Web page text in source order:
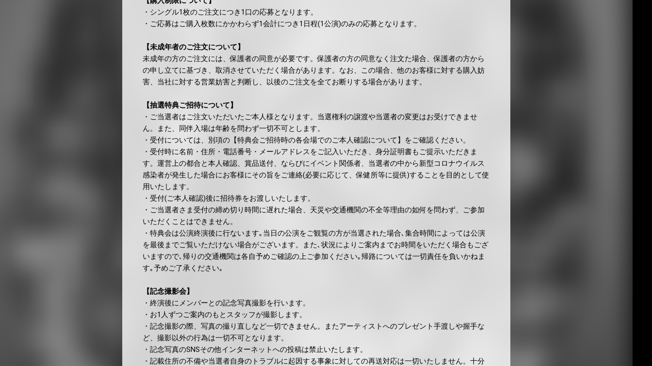
・シングル1枚のご注文につき1口の応募となります。
・ご応募はご購入枚数にかかわらず1会計につき1日程(1公演)のみの応募となります。
【未成年者のご注文について】
未成年の方のご注文には、保護者の同意が必要です。保護者の方の同意なく注文た場合、保護者の方から
の申し立てに基づき、取消させていただく場合があります。なお、この場合、他のお客様に対する購入妨
害、当社に対する営業妨害と判断し、以後のご注文を全てお断りする場合があります。
【抽選特典ご招待について】
・ご当選者はご注文いただいたご本人様となります。当選権利の譲渡や当選者の変更はお受けできませ
ん。また、同伴入場は年齢を問わず一切不可とします。
・受付については、別項の【特典会ご招待時の各会場でのご本人確認について】をご確認ください。
・受付時に名前・住所・電話番号・メールアドレスをご記入いただき、身分証明書もご提示いただきま
す。運営上の都合と本人確認、賞品送付、ならびにイベント関係者、当選者の中から新型コロナウイルス
感染者が発生した場合にお客様にその旨をご連絡(必要に応じて、保健所等に提供)することを目的として使
用いたします。
・受付(ご本人確認)後に招待券をお渡しいたします。
・ご当選者さま受付の締め切り時間に遅れた場合、天災や交通機関の不全等理由の如何を問わず、ご参加
いただくことはできません。
・特典会は公演終演後に行ないます｡当日の公演をご観覧の方が当選された場合､集合時間によっては公演
を最後までご覧いただけない場合がございます。また､状況によりご案内までお時間をいただく場合もござ
いますので､帰りの交通機関は各自予めご確認の上ご参加ください｡帰路については一切責任を負いかねま
す｡予めご了承ください｡
【記念撮影会】
・終演後にメンバーとの記念写真撮影を行います。
・お1人ずつご案内のもとスタッフが撮影します。
・記念撮影の際、写真の撮り直しなど一切できません。またアーティストへのプレゼント手渡しや握手な
ど、撮影以外の行為は一切不可となります。
・記念写真のSNSその他インターネットへの投稿は禁止いたします。
・記載住所の不備や当選者自身のトラブルに起因する事象に対しての再送対応は一切いたしません。十分